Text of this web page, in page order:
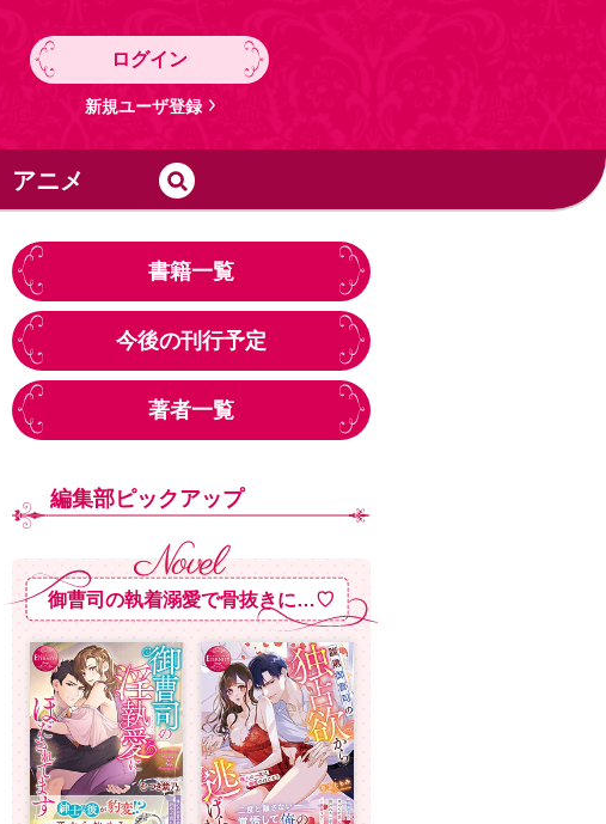
ログイン
新規ユーザ登録
アニメ
書籍一覧
今後の刊行予定
著者一覧
編集部ピックアップ
御曹司の執着溺愛で骨抜きに…♡